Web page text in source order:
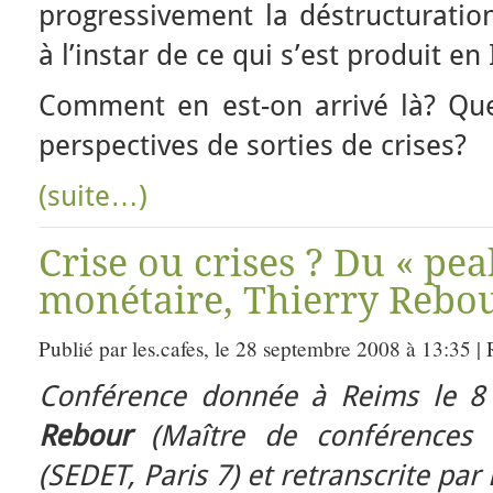
progressivement la
à l’instar de ce qui s’est produit
Comment en est-on arrivé là?
perspectives de sorties de crises?
(suite…)
Crise ou crises ? Du «
monétaire, Thierry
Publié par les.cafes, le 28 septembre 2008 à 13:35
Conférence donnée à Reims le
Rebour (Maître de conférences
(SEDET, Paris 7) et retranscrite par